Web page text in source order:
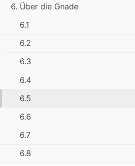
6. Über die Gnade
6.1
6.2
6.3
6.4
6.5
6.6
6.7
6.8